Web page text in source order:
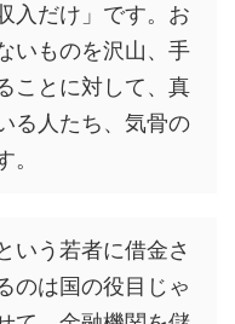
入だけ」です。お
いものを沢山、手
ことに対して、真
る人たち、気骨の
いう若者に借金さ
のは国の役目じゃ